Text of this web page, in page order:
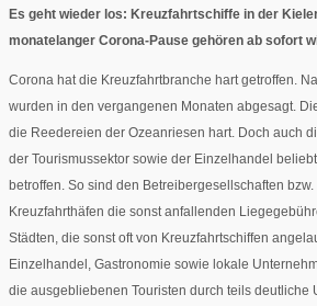
Es geht wieder los: Kreuzfahrtschiffe in der
monatelanger Corona-Pause gehören ab sofort
Corona hat die Kreuzfahrtbranche hart getroffen.
wurden in den vergangenen Monaten abgesagt.
die Reedereien der Ozeanriesen hart. Doch auch
der Tourismussektor sowie der Einzelhandel
betroffen. So sind den Betreibergesellschaften
Kreuzfahrthäfen die sonst anfallenden
Städten, die sonst oft von Kreuzfahrtschiffen
Einzelhandel, Gastronomie sowie lokale
die ausgebliebenen Touristen durch teils deutliche